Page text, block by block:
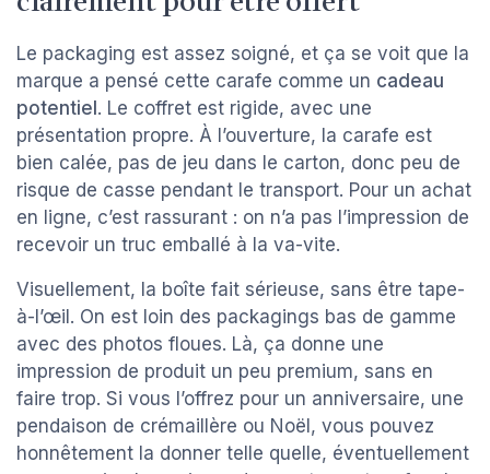
Le packaging est assez soigné, et ça se voit que la
marque a pensé cette carafe comme un cadeau
potentiel . Le coffret est rigide, avec une
présentation propre. À l’ouverture, la carafe est
bien calée, pas de jeu dans le carton, donc peu de
risque de casse pendant le transport. Pour un achat
en ligne, c’est rassurant : on n’a pas l’impression de
recevoir un truc emballé à la va-vite.
Visuellement, la boîte fait sérieuse, sans être tape-
à-l’œil. On est loin des packagings bas de gamme
avec des photos floues. Là, ça donne une
impression de produit un peu premium, sans en
faire trop. Si vous l’offrez pour un anniversaire, une
pendaison de crémaillère ou Noël, vous pouvez
honnêtement la donner telle quelle, éventuellement